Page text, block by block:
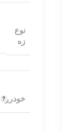
نوع
زه
خودرو